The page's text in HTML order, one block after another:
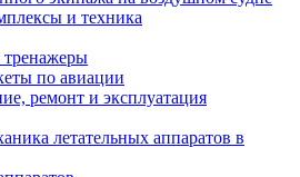
и техника
тренажеры
по авиации
ремонт и эксплуатация
летательных аппаратов в